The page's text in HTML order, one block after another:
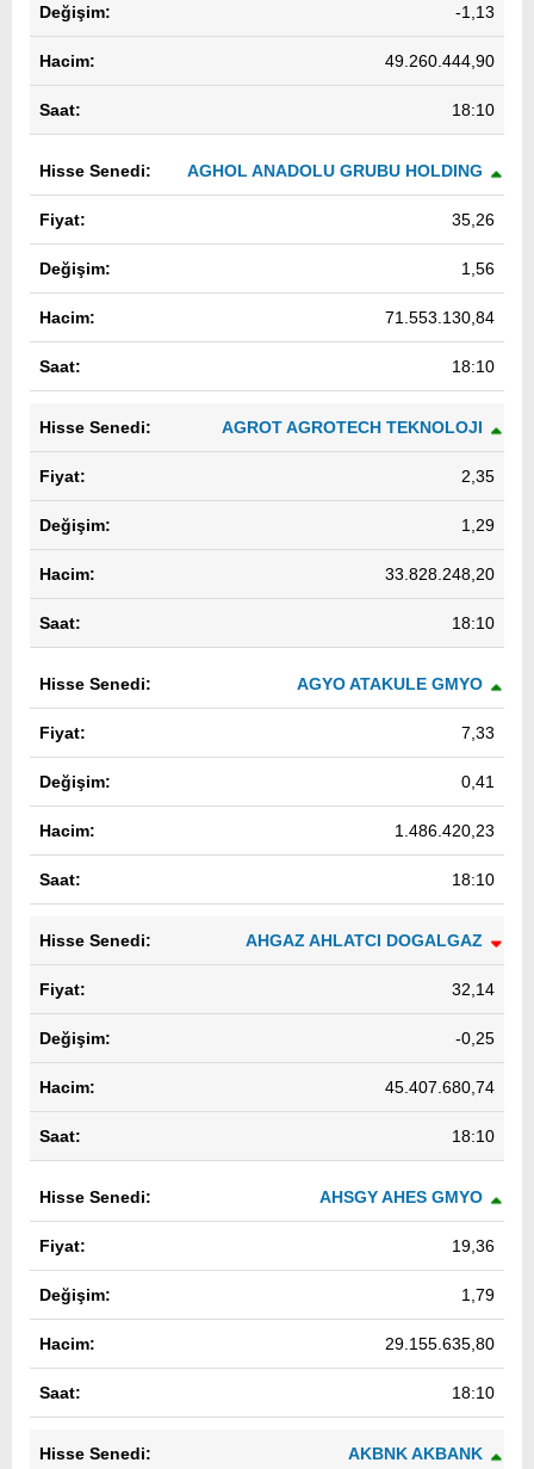
-1,13
49.260.444,90
18:10
AGHOL ANADOLU GRUBU HOLDING
35,26
1,56
71.553.130,84
18:10
AGROT AGROTECH TEKNOLOJI
2,35
1,29
33.828.248,20
18:10
AGYO ATAKULE GMYO
7,33
0,41
1.486.420,23
18:10
AHGAZ AHLATCI DOGALGAZ
32,14
-0,25
45.407.680,74
18:10
AHSGY AHES GMYO
19,36
1,79
29.155.635,80
18:10
AKBNK AKBANK